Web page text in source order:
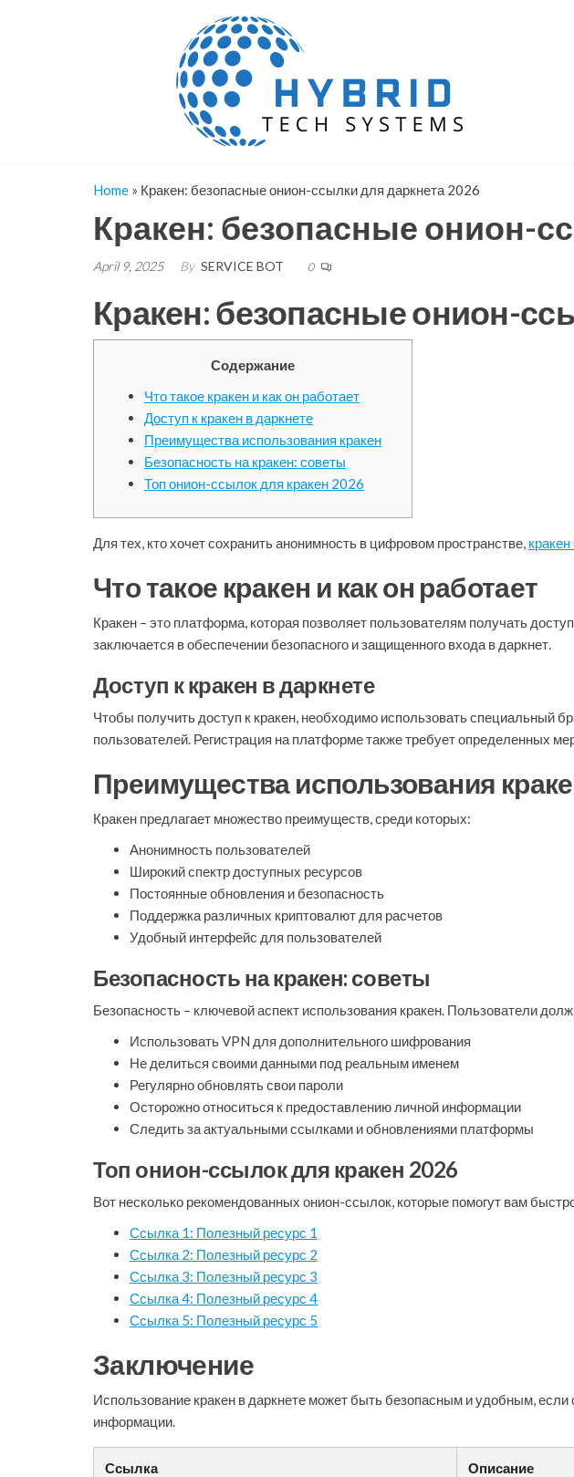
Home » Кракен: безопасные онион-ссылки для даркнета 2026
Кракен: безопасные онион-
April 9, 2025 By SERVICE BOT 0
Кракен: безопасные онион-
Содержание
Что такое кракен и как он работает
Доступ к кракен в даркнете
Преимущества использования кракен
Безопасность на кракен: советы
Топ онион-ссылок для кракен 2026
Для тех, кто хочет сохранить анонимность в цифровом пространстве,
Что такое кракен и как он работает
Кракен – это платформа, которая позволяет пользователям получать
заключается в обеспечении безопасного и защищенного входа в даркнет.
Доступ к кракен в даркнете
Чтобы получить доступ к кракен, необходимо использовать специальный
пользователей. Регистрация на платформе также требует определенных
Преимущества использования
Кракен предлагает множество преимуществ, среди которых:
Анонимность пользователей
Широкий спектр доступных ресурсов
Постоянные обновления и безопасность
Поддержка различных криптовалют для расчетов
Удобный интерфейс для пользователей
Безопасность на кракен: советы
Безопасность – ключевой аспект использования кракен. Пользователи
Использовать VPN для дополнительного шифрования
Не делиться своими данными под реальным именем
Регулярно обновлять свои пароли
Осторожно относиться к предоставлению личной информации
Следить за актуальными ссылками и обновлениями платформы
Топ онион-ссылок для кракен 2026
Вот несколько рекомендованных онион-ссылок, которые помогут вам
Ссылка 1: Полезный ресурс 1
Ссылка 2: Полезный ресурс 2
Ссылка 3: Полезный ресурс 3
Ссылка 4: Полезный ресурс 4
Ссылка 5: Полезный ресурс 5
Заключение
Использование кракен в даркнете может быть безопасным и удобным,
информации.
Ссылка Описание